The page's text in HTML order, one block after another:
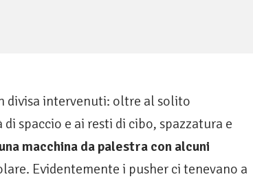
divisa intervenuti: oltre al solito
spaccio e ai resti di cibo, spazzatura e
macchina da palestra con alcuni
Evidentemente i pusher ci tenevano a